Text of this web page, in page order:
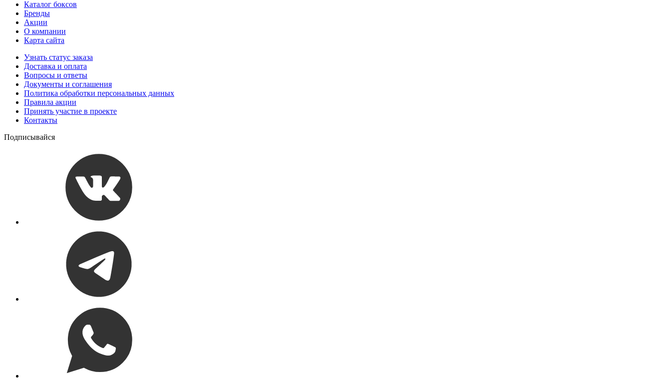
Каталог боксов
Бренды
Акции
О компании
Карта сайта
Узнать статус заказа
Доставка и оплата
Вопросы и ответы
Документы и соглашения
Политика обработки персональных данных
Правила акции
Принять участие в проекте
Контакты
Подписывайся